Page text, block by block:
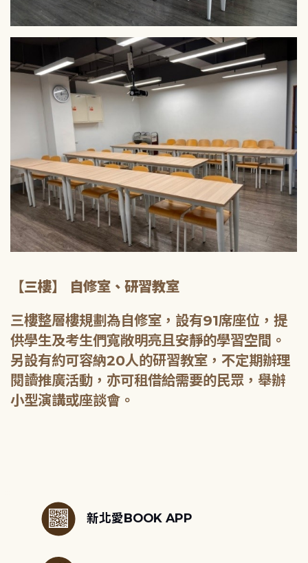
【三樓】 自修室、研習教室
三樓整層樓規劃為自修室，設有91席座位，提
供學生及考生們寬敞明亮且安靜的學習空間。
另設有約可容納20人的研習教室，不定期辦理
閱讀推廣活動，亦可租借給需要的民眾，舉辦
小型演講或座談會。
新北愛BOOK APP